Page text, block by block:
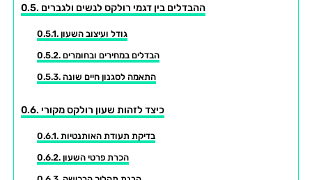
ההבדלים בין דגמי רולקס לנשים ולגברים
גודל ועיצוב השעון
הבדלים במחירים ובחומרים
התאמה לסגנון חיים שונה
כיצד לזהות שעון רולקס מקורי
בדיקת תעודת האותנטיות
הכרת פרטי השעון